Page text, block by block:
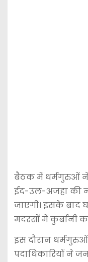
बैठक में धर्मगुरुओं ने
ईद-उल-अजहा की
जाएगी। इसके बाद
मदरसों में कुर्बानी
इस दौरान
पदाधिकारियों ने